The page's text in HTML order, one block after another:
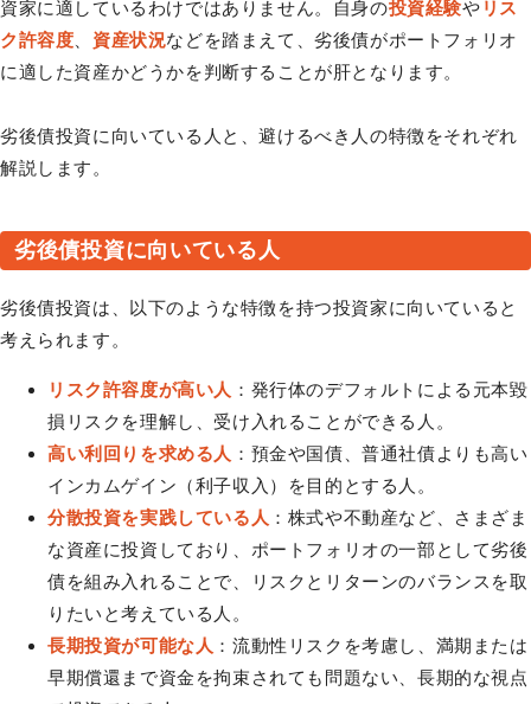
資家に適しているわけではありません。自身の投資経験や リス
ク許容度
資産状況などを踏まえて、劣後債がポートフォリオ
に適した資産かどうかを判断することが肝となります。
劣後債投資に向いている人と、避けるべき人の特徴をそれぞれ
解説します。
劣後債投資に向いている人
劣後債投資は、以下のような特徴を持つ投資家に向いていると
考えられます。
リスク許容度が高い人 ：発行体のデフォルトによる元本毀
損リスクを理解し、受け入れることができる人。
高い利回りを求める人 ：預金や国債、普通社債よりも高い
インカムゲイン（利子収入）を目的とする人。
分散投資を実践している人 ：株式や不動産など、さまざま
な資産に投資しており、ポートフォリオの一部として劣後
債を組み入れることで、リスクとリターンのバランスを取
りたいと考えている人。
長期投資が可能な人 ：流動性リスクを考慮し、満期または
早期償還まで資金を拘束されても問題ない、長期的な視点